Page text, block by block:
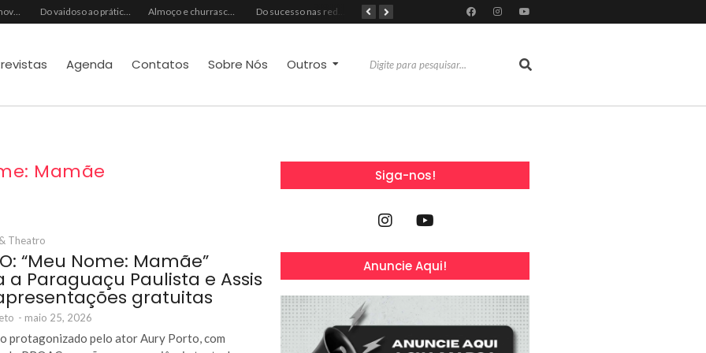
Ideal Clube promove programação especial para celebrar o Dia dos Pais com música, gastronomia e lazer para toda a família Do vaidoso ao prático: veja lista com ideias de presentes Avon para cada perfil de pai Almoço e churrasco de Dia dos Pais impulsionam vendas no varejo alimentar Do sucesso nas redes sociais à revelação no cenário musical, Beniicio Abraão lança “Me Perdeu”
Agenda Contatos Sobre Nós Outros
Mamãe
Theatro
“Meu Nome: Mamãe”
a Paraguaçu Paulista e Assis
gratuitas
- maio 25, 2026
protagonizado pelo ator Aury Porto, com
Siga-nos!
Anuncie Aqui!